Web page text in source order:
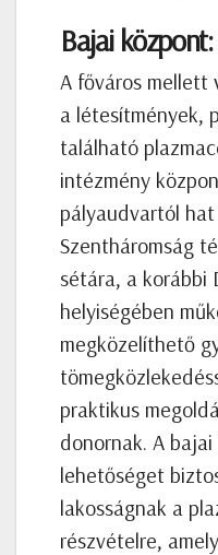
Bajai
A főváros mellett
a létesítmények,
található
intézmény
pályaudvartól
Szentháromság
sétára, a korábbi
helyiségében
megközelíthető
praktikus
donornak. A
lehetőséget
lakosságnak a
részvételre,